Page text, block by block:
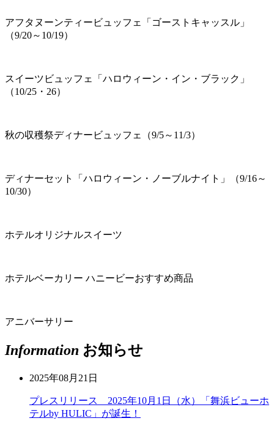
アフタヌーンティービュッフェ「ゴーストキャッスル」
（9/20～10/19）
スイーツビュッフェ「ハロウィーン・イン・ブラック」
（10/25・26）
秋の収穫祭ディナービュッフェ（9/5～11/3）
ディナーセット「ハロウィーン・ノーブルナイト」（9/16～
10/30）
ホテルオリジナルスイーツ
ホテルベーカリー ハニービーおすすめ商品
アニバーサリー
Information お知らせ
2025年08月21日
プレスリリース 2025年10月1日（水）「舞浜ビューホ
テルby HULIC」が誕生！